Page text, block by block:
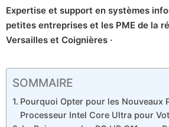
Expertise et support en systèmes
petites entreprises et les PME de la
Versailles et Coignières ·
SOMMAIRE
Pourquoi Opter pour les Nouveaux
Processeur Intel Core Ultra pour